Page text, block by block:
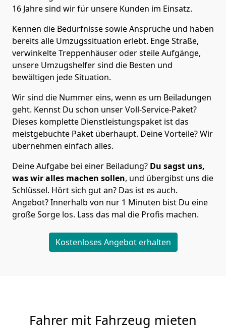
16 Jahre sind wir für unsere Kunden im Einsatz.
Kennen die Bedürfnisse sowie Ansprüche und haben
bereits alle Umzugssituation erlebt. Enge Straße,
verwinkelte Treppenhäuser oder steile Aufgänge,
unsere Umzugshelfer sind die Besten und
bewältigen jede Situation.
Wir sind die Nummer eins, wenn es um Beiladungen
geht. Kennst Du schon unser Voll-Service-Paket?
Dieses komplette Dienstleistungspaket ist das
meistgebuchte Paket überhaupt. Deine Vorteile? Wir
übernehmen einfach alles.
Deine Aufgabe bei einer Beiladung? Du sagst uns,
was wir alles machen sollen, und übergibst uns die
Schlüssel. Hört sich gut an? Das ist es auch.
Angebot? Innerhalb von nur 1 Minuten bist Du eine
große Sorge los. Lass das mal die Profis machen.
Kostenloses Angebot erhalten
Fahrer mit Fahrzeug mieten